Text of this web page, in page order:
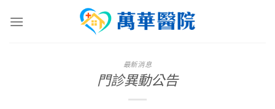
最新消息
門診異動公告